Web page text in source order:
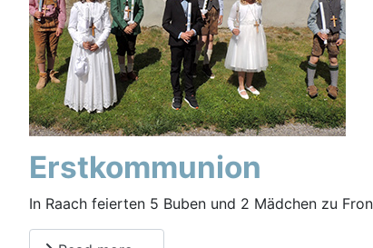
Erstkommunion
In Raach feierten 5 Buben und 2 Mädchen zu